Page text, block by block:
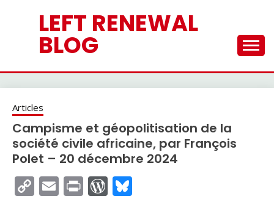
LEFT RENEWAL
BLOG
Articles
Campisme et géopolitisation de la
société civile africaine, par François
Polet – 20 décembre 2024
CopyEmailPrintWordPress